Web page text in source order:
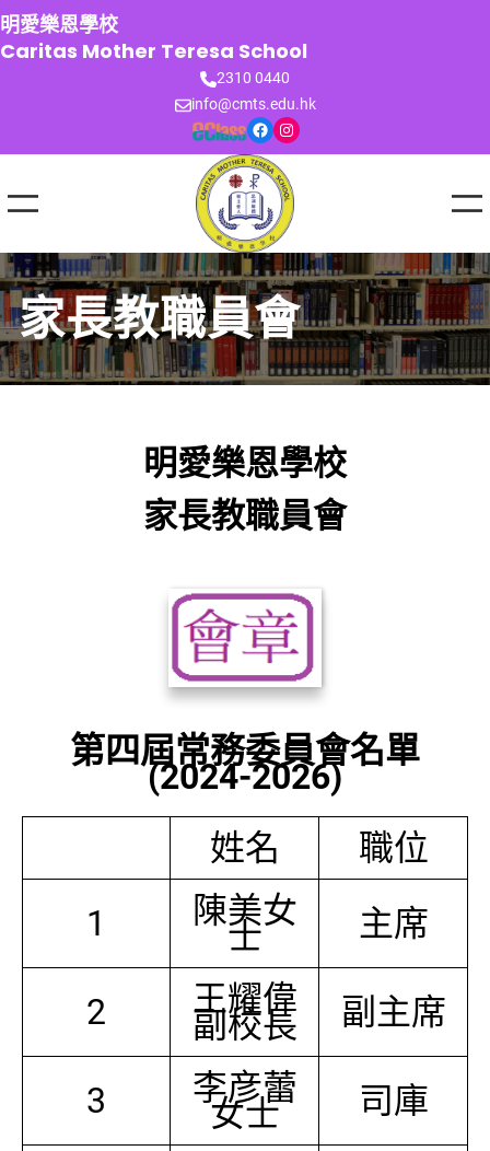
跳
至
主
明愛樂恩學校
Caritas Mother Teresa School
2310 0440
info@cmts.edu.hk
Facebook Instagram
家長教職員會
明愛樂恩學校
家長教職員會
第四屆常務委員會名單
(2024-2026)
姓名
職位
1
陳美女
士 主席
2 王耀偉
副校長 副主席
3 李彦蕾
女士 司庫